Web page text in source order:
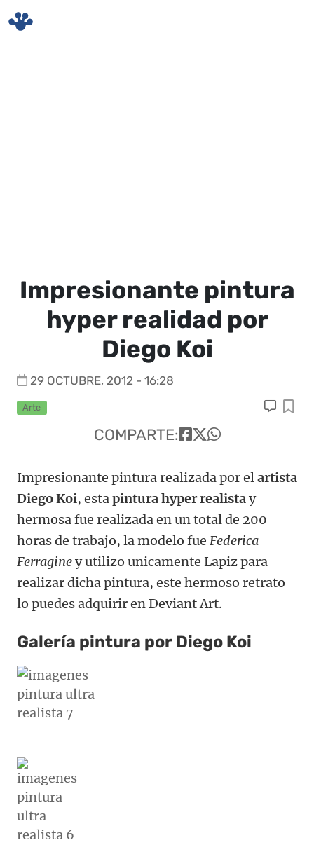
Impresionante pintura
hyper realidad por
Diego Koi
29 OCTUBRE, 2012 - 16:28
Arte
COMPARTE:
Impresionante pintura realizada por elartista
Diego Koi, estapintura hyper realistay
hermosa fue realizada en un total de 200
horas de trabajo, la modelo fue Federica
Ferraginey utilizo unicamente Lapiz para
realizar dicha pintura, este hermoso retrato
lo puedes adquirir en Deviant Art.
Galería pintura por Diego Koi